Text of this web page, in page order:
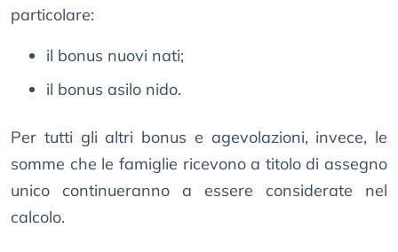
particolare:
il bonus nuovi nati;
il bonus asilo nido.
Per tutti gli altri bonus e agevolazioni, invece, le
somme che le famiglie ricevono a titolo di assegno
unico continueranno a essere considerate nel
calcolo.